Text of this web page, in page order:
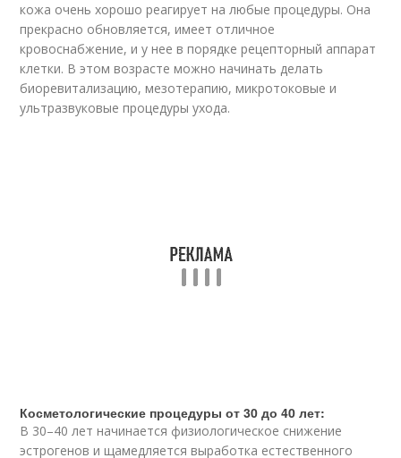
кожа очень хорошо реагирует на любые процедуры. Она
прекрасно обновляется, имеет отличное
кровоснабжение, и у нее в порядке рецепторный аппарат
клетки. В этом возрасте можно начинать делать
биоревитализацию, мезотерапию, микротоковые и
ультразвуковые процедуры ухода.
Косметологические процедуры от 30 до 40 лет:
В 30–40 лет начинается физиологическое снижение
эстрогенов и щамедляется выработка естественного